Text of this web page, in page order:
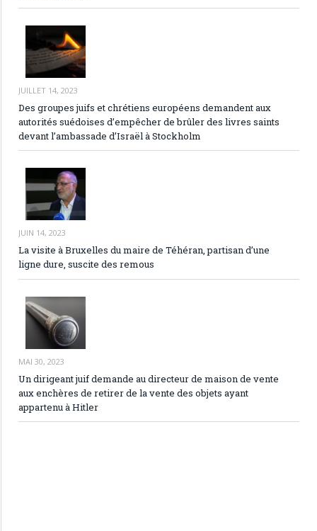
JUILLET 14, 2023
Des groupes juifs et chrétiens européens demandent aux
autorités suédoises d’empêcher de brûler des livres saints
devant l’ambassade d’Israël à Stockholm
JUIN 14, 2023
La visite à Bruxelles du maire de Téhéran, partisan d’une
ligne dure, suscite des remous
MAI 30, 2023
Un dirigeant juif demande au directeur de maison de vente
aux enchères de retirer de la vente des objets ayant
appartenu à Hitler